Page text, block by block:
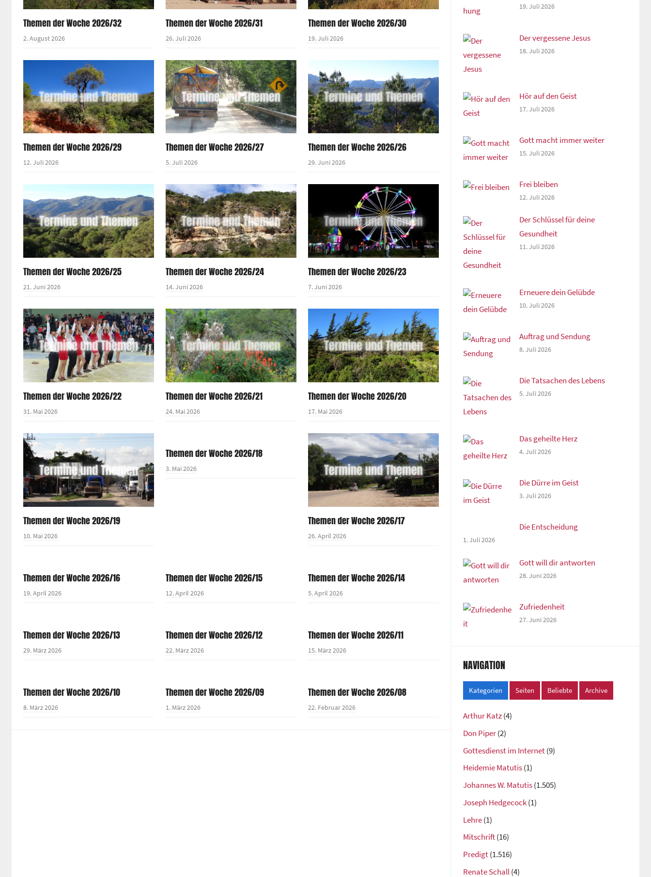
Themen der Woche 2026/32
2. August 2026
Themen der Woche 2026/31
26. Juli 2026
Themen der Woche 2026/30
19. Juli 2026
Themen der Woche 2026/29
12. Juli 2026
Themen der Woche 2026/27
5. Juli 2026
Themen der Woche 2026/26
29. Juni 2026
Themen der Woche 2026/25
21. Juni 2026
Themen der Woche 2026/24
14. Juni 2026
Themen der Woche 2026/23
7. Juni 2026
Themen der Woche 2026/22
31. Mai 2026
Themen der Woche 2026/21
24. Mai 2026
Themen der Woche 2026/20
17. Mai 2026
Themen der Woche 2026/19
10. Mai 2026
Themen der Woche 2026/18
3. Mai 2026
Themen der Woche 2026/17
26. April 2026
Themen der Woche 2026/16
19. April 2026
Themen der Woche 2026/15
12. April 2026
Themen der Woche 2026/14
5. April 2026
Themen der Woche 2026/13
29. März 2026
Themen der Woche 2026/12
22. März 2026
Themen der Woche 2026/11
15. März 2026
Themen der Woche 2026/10
8. März 2026
Themen der Woche 2026/09
1. März 2026
Themen der Woche 2026/08
22. Februar 2026
19. Juli 2026
Der vergessene Jesus
18. Juli 2026
Hör auf den Geist
17. Juli 2026
Gott macht immer weiter
15. Juli 2026
Frei bleiben
12. Juli 2026
Der Schlüssel für deine
Gesundheit
11. Juli 2026
Erneuere dein Gelübde
10. Juli 2026
Auftrag und Sendung
8. Juli 2026
Die Tatsachen des Lebens
5. Juli 2026
Das geheilte Herz
4. Juli 2026
Die Dürre im Geist
3. Juli 2026
Die Entscheidung
1. Juli 2026
Gott will dir antworten
28. Juni 2026
Zufriedenheit
27. Juni 2026
NAVIGATION
Kategorien Seiten Beliebte Archive
Arthur Katz(4)
Don Piper(2)
Gottesdienst im Internet(9)
Heidemie Matutis(1)
Johannes W. Matutis(1.505)
Joseph Hedgecock(1)
Lehre(1)
Mitschrift(16)
Predigt(1.516)
Renate Schall(4)